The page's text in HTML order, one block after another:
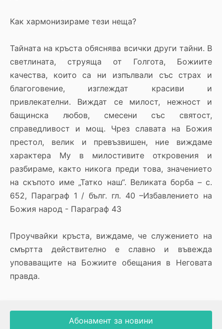
Как хармонизираме тези неща?
Тайната на кръста обяснява всички други тайни. В
светлината, струяща от Голгота, Божиите
качества, които са ни изпълвали със страх и
благоговение, изглеждат красиви и
привлекателни. Виждат се милост, нежност и
бащинска любов, смесени със святост,
справедливост и мощ. Чрез славата на Божия
престол, велик и превъзвишен, ние виждаме
характера Му в милостивите откровения и
разбираме, както никога преди това, значението
на скъпото име „Татко наш“. Великата борба – с.
652, Параграф 1 / бълг. гл. 40 –Избавлението на
Божия народ - Параграф 43
Проучвайки кръста, виждаме, че служението на
смъртта действително е славно и въвежда
уповаващите на Божиите обещания в Неговата
правда.
Абонамент за новини